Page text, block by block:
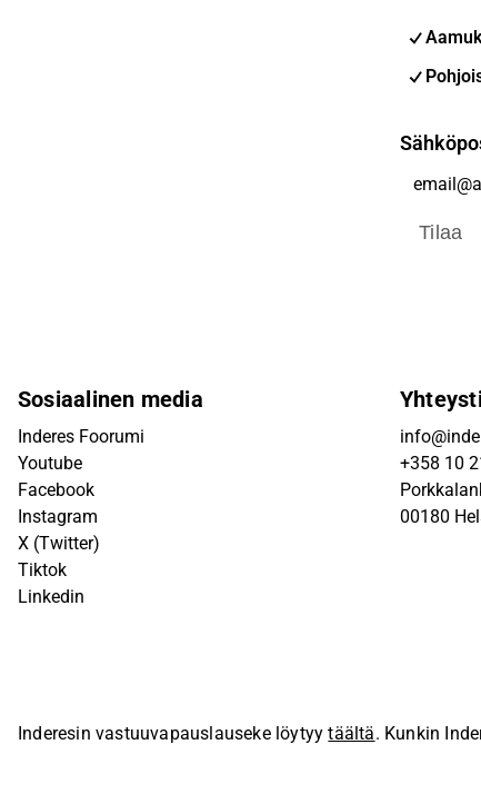
Tilaa
Sosiaalinen media
Inderes Foorumi
Youtube
Facebook
Instagram
X (Twitter)
Tiktok
Linkedin
+358 10
00180
Inderesin vastuuvapauslauseke löytyytäältä. Kunkin